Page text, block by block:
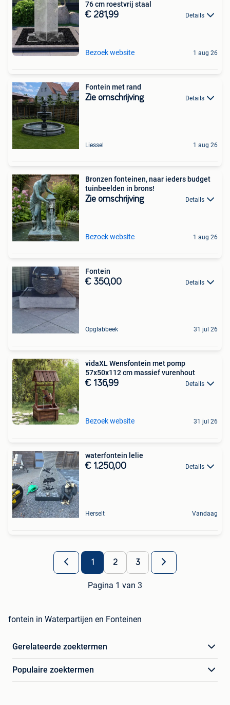
76 cm roestvrij staal
€ 281,99 Details
Bezoek website 1 aug 26
Fontein met rand
Zie omschrijving Details
Liessel 1 aug 26
Bronzen fonteinen, naar ieders budget
tuinbeelden in brons!
Zie omschrijving Details
Bezoek website 1 aug 26
Fontein
€ 350,00 Details
Opglabbeek 31 jul 26
vidaXL Wensfontein met pomp
57x50x112 cm massief vurenhout
€ 136,99 Details
Bezoek website 31 jul 26
waterfontein lelie
€ 1.250,00 Details
Herselt Vandaag
1 2 3
Pagina 1 van 3
fontein in Waterpartijen en Fonteinen
Gerelateerde zoektermen
Populaire zoektermen